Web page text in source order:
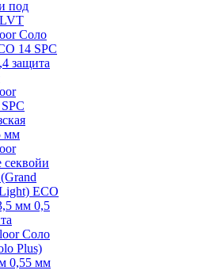
под
Соло
14 SPC
защита
мм
секвойи
ECO
мм 0,5
Соло
Plus)
0,55 мм